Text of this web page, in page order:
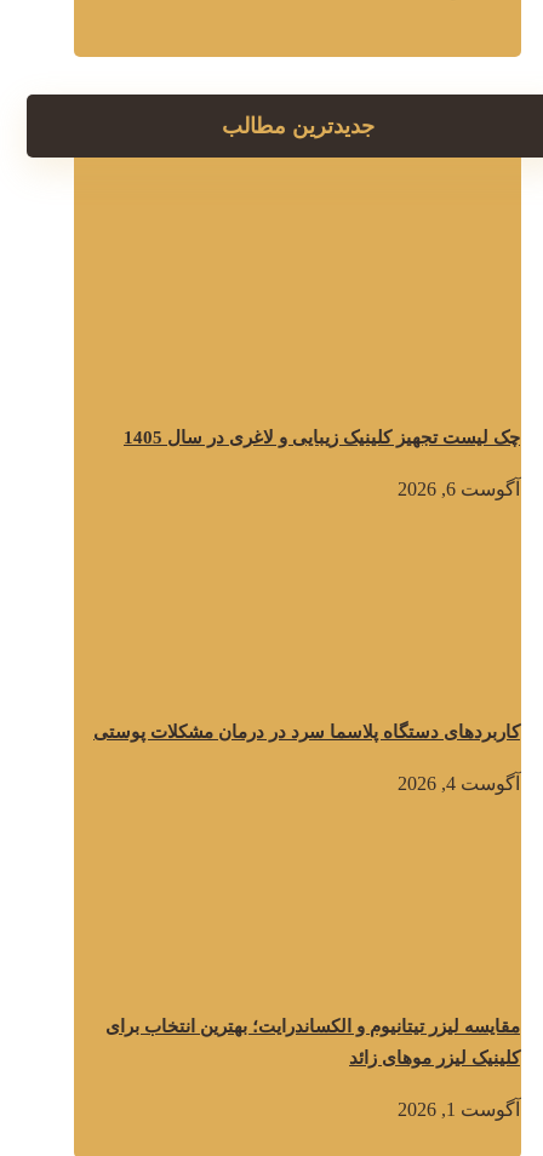
جدیدترین مطالب
چک لیست تجهیز کلینیک زیبایی و لاغری در سال 1405
آگوست 6, 2026
کاربردهای دستگاه پلاسما سرد در درمان مشکلات پوستی
آگوست 4, 2026
مقایسه لیزر تیتانیوم و الکساندرایت؛ بهترین انتخاب برای
کلینیک لیزر موهای زائد
آگوست 1, 2026